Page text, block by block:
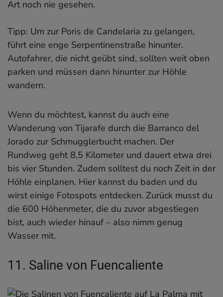
Art noch nie gesehen.
Tipp: Um zur Poris de Candelaria zu gelangen,
führt eine enge Serpentinenstraße hinunter.
Autofahrer, die nicht geübt sind, sollten weit oben
parken und müssen dann hinunter zur Höhle
wandern.
Wenn du möchtest, kannst du auch eine
Wanderung von Tijarafe durch die Barranco del
Jorado zur Schmugglerbucht machen. Der
Rundweg geht 8,5 Kilometer und dauert etwa drei
bis vier Stunden. Zudem solltest du noch Zeit in der
Höhle einplanen. Hier kannst du baden und du
wirst einige Fotospots entdecken. Zurück musst du
die 600 Höhenmeter, die du zuvor abgestiegen
bist, auch wieder hinauf – also nimm genug
Wasser mit.
11. Saline von Fuencaliente